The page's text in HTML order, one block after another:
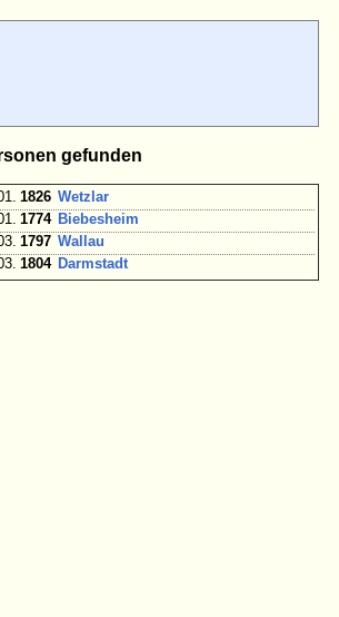
gefunden
1826 Wetzlar
1774 Biebesheim
1797 Wallau
1804 Darmstadt